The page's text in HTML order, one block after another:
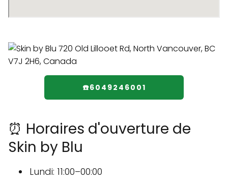
☎️6049246001
⏰ Horaires d'ouverture de
Skin by Blu
Lundi: 11:00–00:00